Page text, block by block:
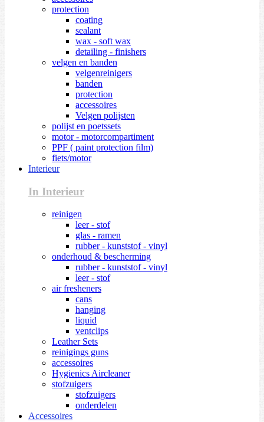
protection
coating
sealant
wax - soft wax
detailing - finishers
velgen en banden
velgenreinigers
banden
protection
accessoires
Velgen polijsten
polijst en poetssets
motor - motorcompartiment
PPF ( paint protection film)
fiets/motor
Interieur
In Interieur
reinigen
leer - stof
glas - ramen
rubber - kunststof - vinyl
onderhoud & bescherming
rubber - kunststof - vinyl
leer - stof
air fresheners
cans
hanging
liquid
ventclips
Leather Sets
reinigings guns
accessoires
Hygienics Aircleaner
stofzuigers
stofzuigers
onderdelen
Accessoires